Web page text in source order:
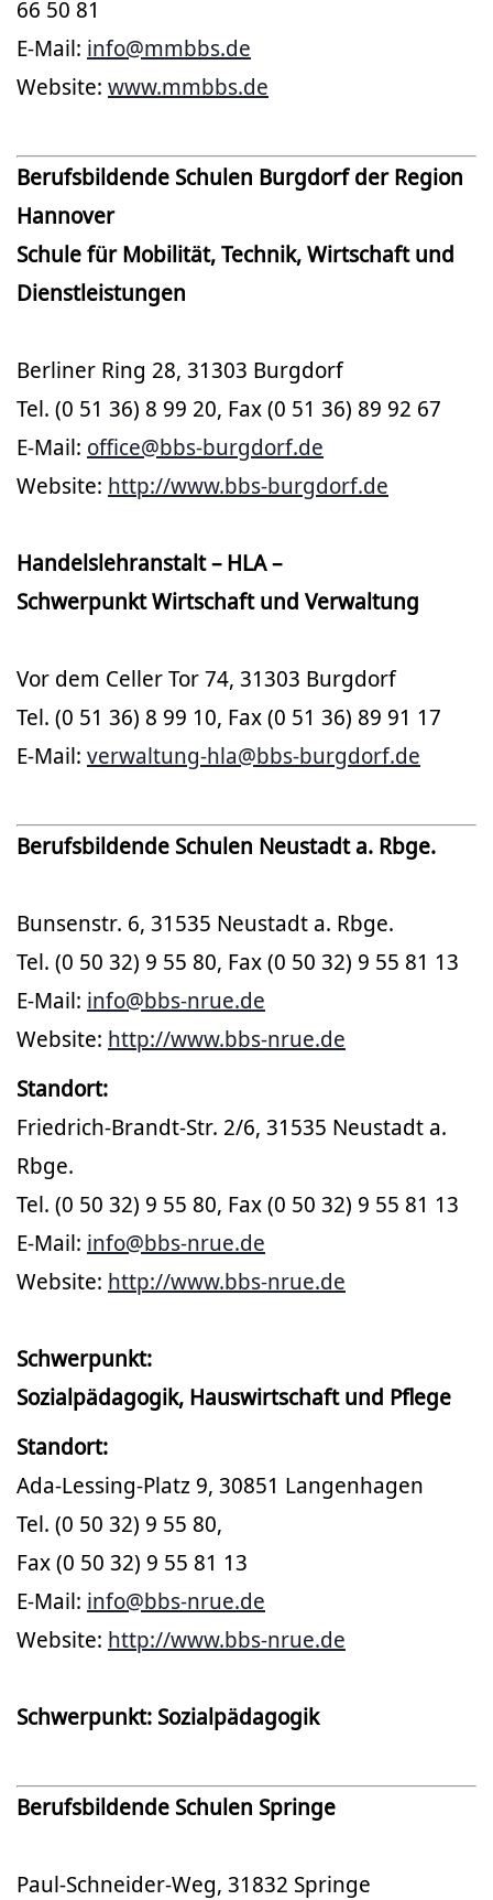
66 50 81
E-Mail: info@mmbbs.de
Website: www.mmbbs.de
Berufsbildende Schulen Burgdorf der Region
Hannover
Schule für Mobilität, Technik, Wirtschaft und
Dienstleistungen
Berliner Ring 28, 31303 Burgdorf
Tel. (0 51 36) 8 99 20, Fax (0 51 36) 89 92 67
E-Mail: office@bbs-burgdorf.de
Website: http://www.bbs-burgdorf.de
Handelslehranstalt – HLA –
Schwerpunkt Wirtschaft und Verwaltung
Vor dem Celler Tor 74, 31303 Burgdorf
Tel. (0 51 36) 8 99 10, Fax (0 51 36) 89 91 17
E-Mail: verwaltung-hla@bbs-burgdorf.de
Berufsbildende Schulen Neustadt a. Rbge.
Bunsenstr. 6, 31535 Neustadt a. Rbge.
Tel. (0 50 32) 9 55 80, Fax (0 50 32) 9 55 81 13
E-Mail: info@bbs-nrue.de
Website: http://www.bbs-nrue.de
Standort:
Friedrich-Brandt-Str. 2/6, 31535 Neustadt a.
Rbge.
Tel. (0 50 32) 9 55 80, Fax (0 50 32) 9 55 81 13
E-Mail: info@bbs-nrue.de
Website: http://www.bbs-nrue.de
Schwerpunkt:
Sozialpädagogik, Hauswirtschaft und Pflege
Standort:
Ada-Lessing-Platz 9, 30851 Langenhagen
Tel. (0 50 32) 9 55 80,
Fax (0 50 32) 9 55 81 13
E-Mail: info@bbs-nrue.de
Website: http://www.bbs-nrue.de
Schwerpunkt: Sozialpädagogik
Berufsbildende Schulen Springe
Paul-Schneider-Weg, 31832 Springe